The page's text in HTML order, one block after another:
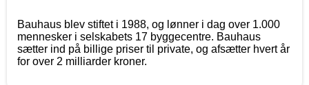
Bauhaus blev stiftet i 1988, og lønner i dag over 1.000
mennesker i selskabets 17 byggecentre. Bauhaus
sætter ind på billige priser til private, og afsætter hvert år
for over 2 milliarder kroner.